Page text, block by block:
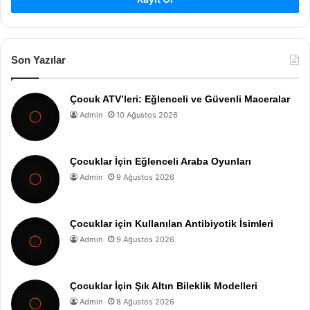
Son Yazılar
Çocuk ATV’leri: Eğlenceli ve Güvenli Maceralar
Admin 10 Ağustos 2026
Çocuklar İçin Eğlenceli Araba Oyunları
Admin 9 Ağustos 2026
Çocuklar için Kullanılan Antibiyotik İsimleri
Admin 9 Ağustos 2026
Çocuklar İçin Şık Altın Bileklik Modelleri
Admin 8 Ağustos 2026